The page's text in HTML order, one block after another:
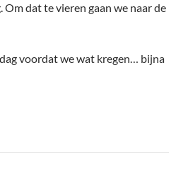
Om dat te vieren gaan we naar de
voordat we wat kregen… bijna